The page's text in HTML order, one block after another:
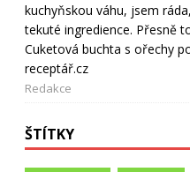
kuchyňskou váhu, jsem
tekuté ingredience. Přesně
Cuketová buchta s ořechy
receptář.cz
Redakce
ŠTÍTKY